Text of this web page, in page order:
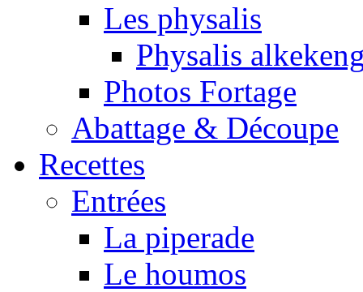
Les physalis
Physalis
Photos Fortage
Abattage & Découpe
Recettes
Entrées
La piperade
Le houmos